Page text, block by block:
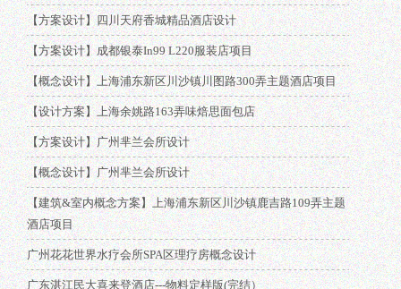
【方案设计】四川天府香城精品酒店设计
【方案设计】成都银泰In99 L220服装店项目
【概念设计】上海浦东新区川沙镇川图路300弄主题酒店项目
【设计方案】上海余姚路163弄味焙思面包店
【方案设计】广州芈兰会所设计
【概念设计】广州芈兰会所设计
【建筑&室内概念方案】上海浦东新区川沙镇鹿吉路109弄主题
酒店项目
广州花花世界水疗会所SPA区理疗房概念设计
广东湛江民大喜来登酒店---物料定样版(完结）